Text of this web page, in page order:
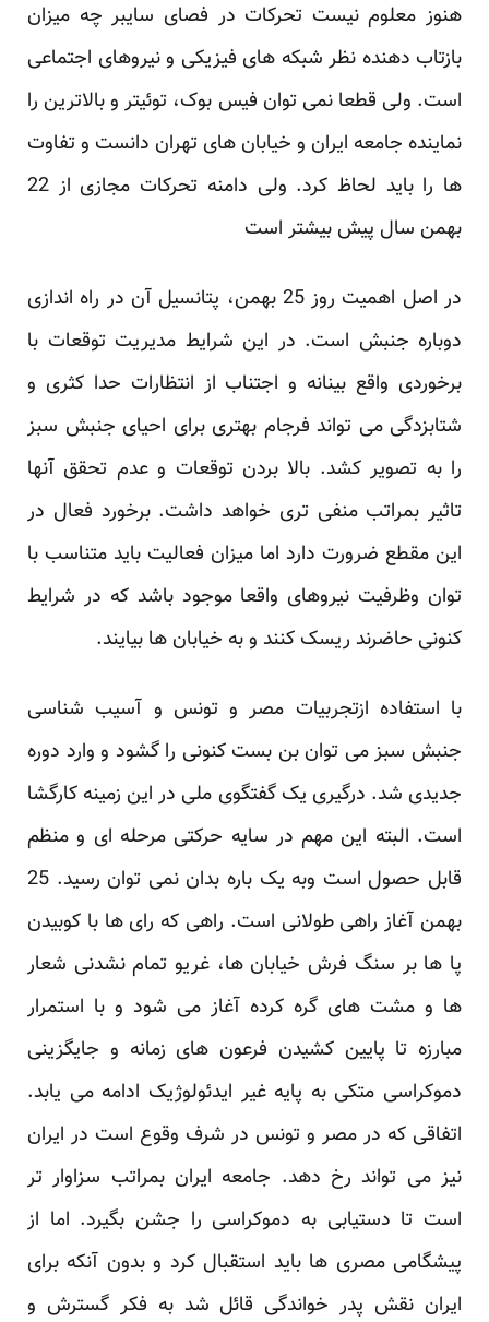
هنوز معلوم نیست تحرکات در فصای سایبر چه میزان
بازتاب دهنده نظر شبکه های فیزیکی و نیروهای اجتماعی
است. ولی قطعا نمی توان فیس بوک، توئیتر و بالاترین را
نماینده جامعه ایران و خیابان های تهران دانست و تفاوت
ها را باید لحاظ کرد. ولی دامنه تحرکات مجازی از 22
بهمن سال پیش بیشتر است
در اصل اهمیت روز 25 بهمن، پتانسیل آن در راه اندازی
دوباره جنبش است. در این شرایط مدیریت توقعات با
برخوردی واقع بینانه و اجتناب از انتظارات حدا کثری و
شتابزدگی می تواند فرجام بهتری برای احیای جنبش سبز
را به تصویر کشد. بالا بردن توقعات و عدم تحقق آنها
تاثیر بمراتب منفی تری خواهد داشت. برخورد فعال در
این مقطع ضرورت دارد اما میزان فعالیت باید متناسب با
توان وظرفیت نیروهای واقعا موجود باشد که در شرایط
کنونی حاضرند ریسک کنند و به خیابان ها بیایند.
با استفاده ازتجربیات مصر و تونس و آسیب شناسی
جنبش سبز می توان بن بست کنونی را گشود و وارد دوره
جدیدی شد. درگیری یک گفتگوی ملی در این زمینه کارگشا
است. البته این مهم در سایه حرکتی مرحله ای و منظم
قابل حصول است وبه یک باره بدان نمی توان رسید. 25
بهمن آغاز راهی طولانی است. راهی که رای ها با کوبیدن
پا ها بر سنگ فرش خیابان ها، غریو تمام نشدنی شعار
ها و مشت های گره کرده آغاز می شود و با استمرار
مبارزه تا پایین کشیدن فرعون های زمانه و جایگزینی
دموکراسی متکی به پایه غیر ایدئولوژیک ادامه می یابد.
اتفاقی که در مصر و تونس در شرف وقوع است در ایران
نیز می تواند رخ دهد. جامعه ایران بمراتب سزاوار تر
است تا دستیابی به دموکراسی را جشن بگیرد. اما از
پیشگامی مصری ها باید استقبال کرد و بدون آنکه برای
ایران نقش پدر خواندگی قائل شد به فکر گسترش و